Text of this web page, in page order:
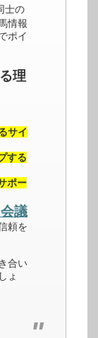
士の
情報
ポイ
理
サイ
する
ポー
議
頼を
合い
ょ